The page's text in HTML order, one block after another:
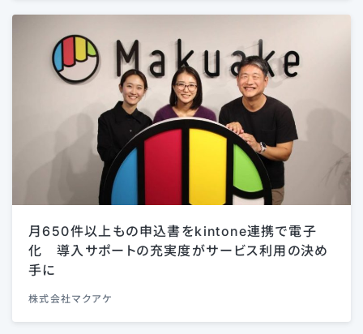
月650件以上もの申込書をkintone連携で電子
化 導入サポートの充実度がサービス利用の決め
手に
株式会社マクアケ